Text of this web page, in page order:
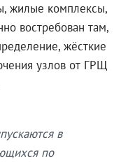
жилые комплексы,
востребован там,
жёсткие
узлов от ГРЩ
в
по